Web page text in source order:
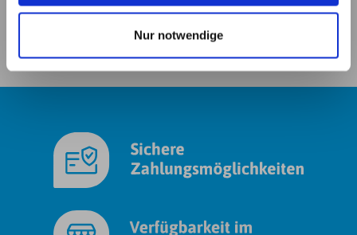
Datenschutzerklärung. Link zu
unsererDatenschutzerklärung. Link zumImpressum.
Nur notwendige